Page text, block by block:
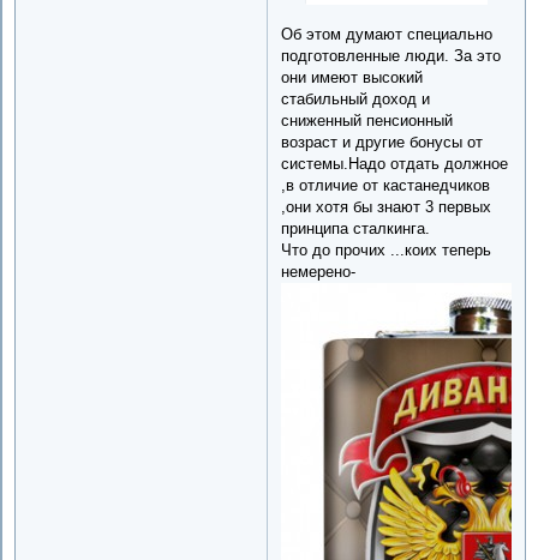
Об этом думают специально
подготовленные люди. За это
они имеют высокий
стабильный доход и
сниженный пенсионный
возраст и другие бонусы от
системы.Надо отдать должное
,в отличие от кастанедчиков
,они хотя бы знают 3 первых
принципа сталкинга.
Что до прочих ...коих теперь
немерено-